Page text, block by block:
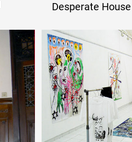
Desperate